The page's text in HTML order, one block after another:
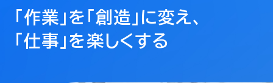
「作業」を「創造」に変え、
「仕事」を楽しくする